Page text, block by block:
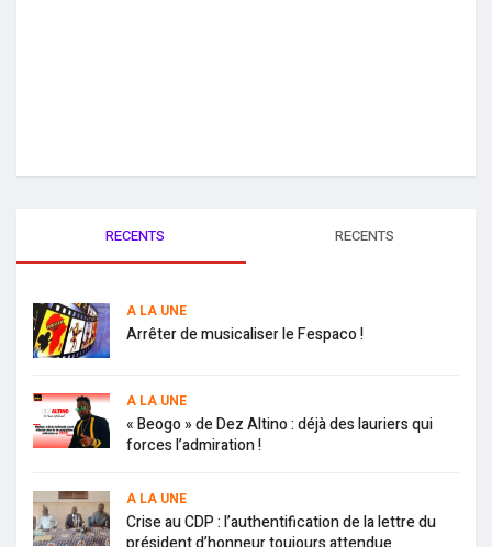
RECENTS RECENTS
A LA UNE
Arrêter de musicaliser le Fespaco !
A LA UNE
« Beogo » de Dez Altino : déjà des lauriers qui
forces l’admiration !
A LA UNE
Crise au CDP : l’authentification de la lettre du